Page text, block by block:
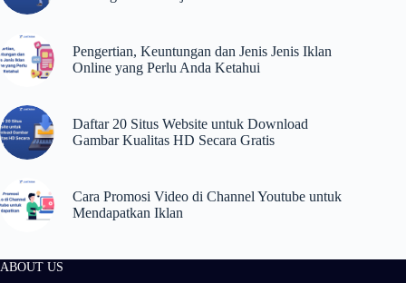
Pengertian, Keuntungan dan Jenis Jenis Iklan
Online yang Perlu Anda Ketahui
Daftar 20 Situs Website untuk Download
Gambar Kualitas HD Secara Gratis
Cara Promosi Video di Channel Youtube untuk
Mendapatkan Iklan
ABOUT US